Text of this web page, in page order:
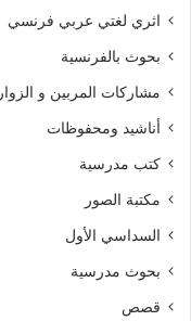
اثري لغتي عربي فرنسي
بحوث بالفرنسية
مشاركات المربين و الزوار
أناشيد ومحفوظات
كتب مدرسية
مكتبة الصور
السداسي الأول
بحوث مدرسية
قصص